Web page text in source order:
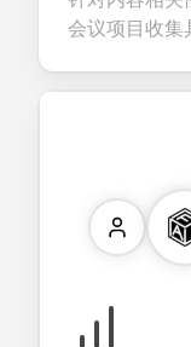
会议项目收集